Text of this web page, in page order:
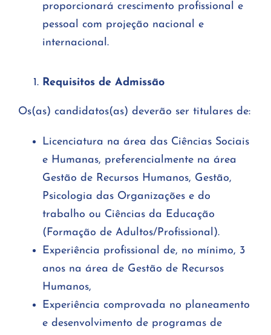
proporcionará crescimento profissional e
pessoal com projeção nacional e
internacional.
Requisitos de Admissão
Os(as) candidatos(as) deverão ser titulares de:
Licenciatura na área das Ciências Sociais
e Humanas, preferencialmente na área
Gestão de Recursos Humanos, Gestão,
Psicologia das Organizações e do
trabalho ou Ciências da Educação
(Formação de Adultos/Profissional).
Experiência profissional de, no mínimo, 3
anos na área de Gestão de Recursos
Humanos,
Experiência comprovada no planeamento
e desenvolvimento de programas de